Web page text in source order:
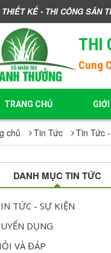
KẾ - THI CÔNG SÂN
THI
Cung
TRANG CHỦ
chủ Tin Tức Tin Tức
DANH MỤC TIN TỨC
TỨC - SỰ KIỆN
DỤNG
VÀ ĐÁP